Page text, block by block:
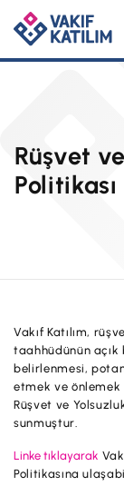
SİZE ÖZEL
Vakıf Katılım
ÜRÜN VE
Hesaplar
Yatırım
İşim İçin
KOBİ
Dijital Bankacılık
p@ket
ÜRÜN VE
Yatırımcı İlişkileri
Şube ve ATM'ler
Ürün ve Hizmet
Rüşvet
Politikası
Vakıf Katılım,
taahhüdünün
belirlenmesi,
etmek ve önlemek
Rüşvet ve
sunmuştur.
Linke tıklayarak
Politikasına